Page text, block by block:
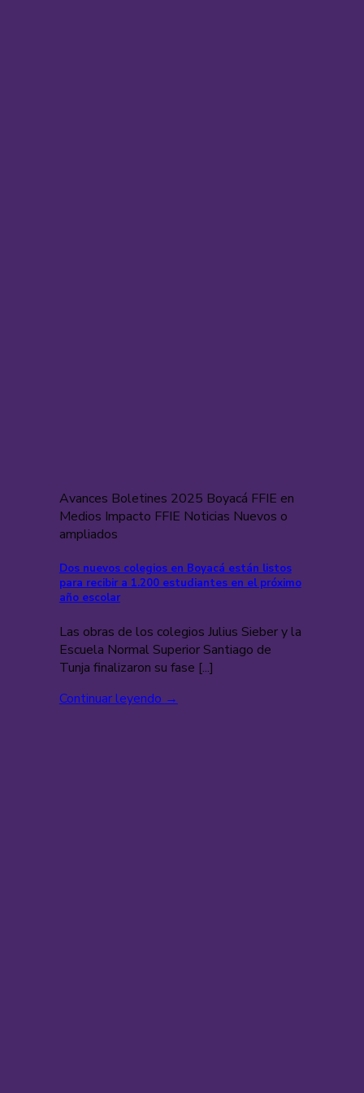
Avances Boletines 2025 Boyacá FFIE en
Medios Impacto FFIE Noticias Nuevos o
ampliados
Dos nuevos colegios en Boyacá están listos
para recibir a 1.200 estudiantes en el próximo
año escolar
Las obras de los colegios Julius Sieber y la
Escuela Normal Superior Santiago de
Tunja finalizaron su fase [...]
Continuar leyendo→